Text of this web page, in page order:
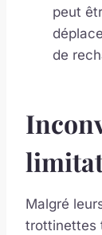
peut
de
Malgré
trottinettes